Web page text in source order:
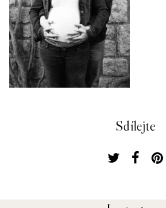
Sdílejte